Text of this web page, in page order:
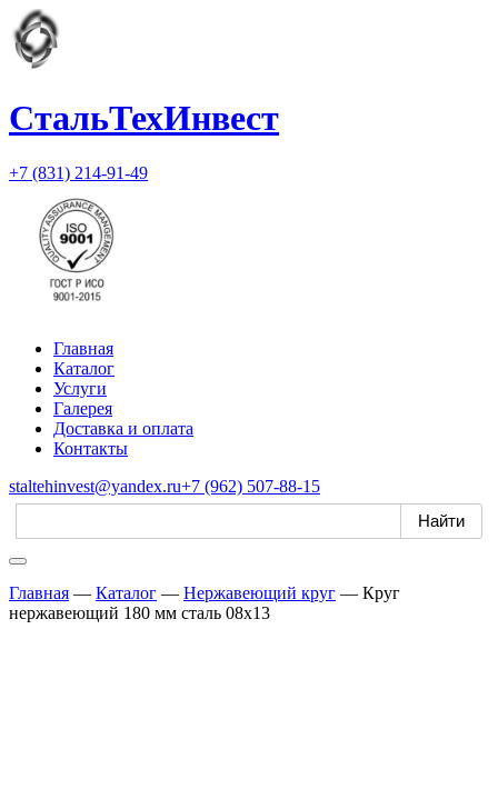
СтальТехИнвест
+7 (831) 214-91-49
Главная
Каталог
Услуги
Галерея
Доставка и оплата
Контакты
staltehinvest@yandex.ru+7 (962) 507-88-15
Главная — Каталог — Нержавеющий круг — Круг
нержавеющий 180 мм сталь 08х13